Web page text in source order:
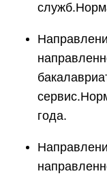
года.